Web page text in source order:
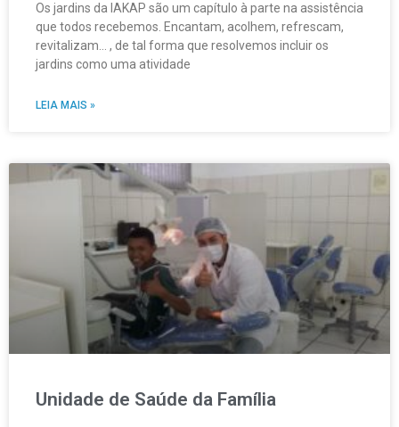
Os jardins da IAKAP são um capítulo à parte na assistência
que todos recebemos. Encantam, acolhem, refrescam,
revitalizam… , de tal forma que resolvemos incluir os
jardins como uma atividade
LEIA MAIS »
Unidade de Saúde da Família